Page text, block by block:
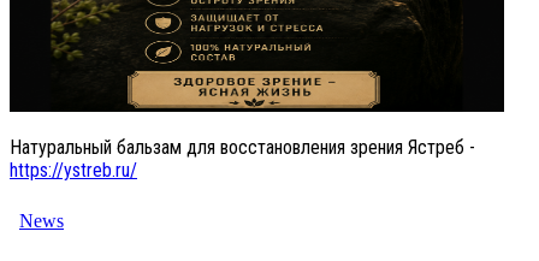
Натуральный бальзам для восстановления зрения Ястреб -
https://ystreb.ru/